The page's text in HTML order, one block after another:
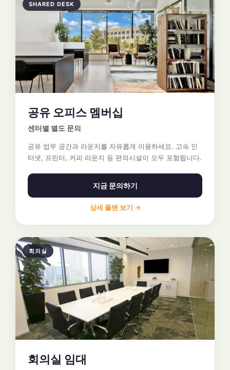
SHARED DESK
공유 오피스 멤버십
센터별 별도 문의
공유 업무 공간과 라운지를 자유롭게 이용하세요. 고속 인
터넷, 프린터, 커피 라운지 등 편의시설이 모두 포함됩니다.
지금 문의하기
상세 플랜 보기 →
회의실
회의실 임대